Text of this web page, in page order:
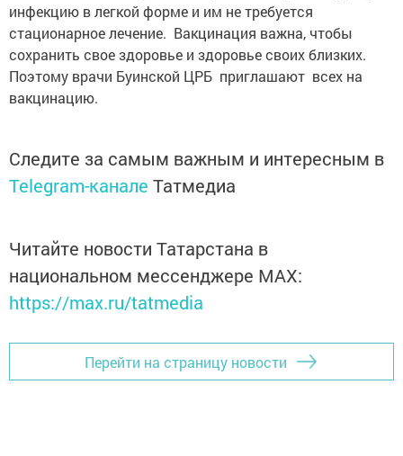
инфекцию в легкой форме и им не требуется
стационарное лечение. Вакцинация важна, чтобы
сохранить свое здоровье и здоровье своих близких.
Поэтому врачи Буинской ЦРБ приглашают всех на
вакцинацию.
Следите за самым важным и интересным в
Telegram-канале Татмедиа
Читайте новости Татарстана в
национальном мессенджере MАХ:
https://max.ru/tatmedia
Перейти на страницу новости